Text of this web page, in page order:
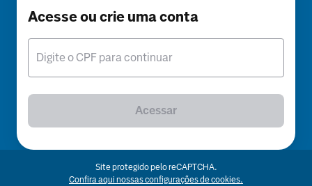
Acesse ou crie uma conta
Digite o CPF para continuar
Acessar
Site protegido pelo reCAPTCHA.
Confira aqui nossas configurações de cookies.